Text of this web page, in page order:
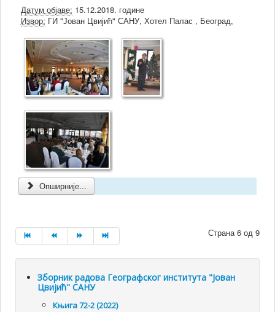
Датум објаве: 15.12.2018. године
Извор: ГИ "Јован Цвијић" САНУ, Хотел Палас , Београд,
Опширније...
Страна 6 од 9
Зборник радова Географског института "Јован
Цвијић" САНУ
Књига 72-2 (2022)